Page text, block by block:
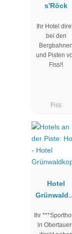
s'Röck
Ihr Hotel
bei den
Bergbahnen
und Pisten
Fiss!!
Fiss
Hotel
Ihr
in